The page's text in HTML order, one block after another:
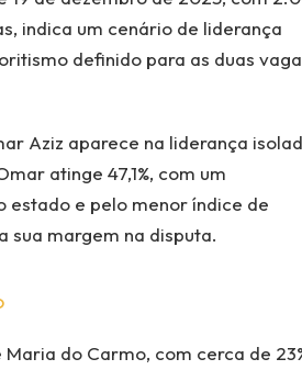
indica um cenário de liderança
definido para as duas
Aziz aparece na liderança
atinge 47,1%, com um
e pelo menor índice de
sua margem na disputa.
do Carmo, com cerca de